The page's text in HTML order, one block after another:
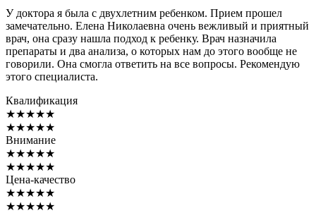
У доктора я была с двухлетним ребенком. Прием прошел
замечательно. Елена Николаевна очень вежливый и приятный
врач, она сразу нашла подход к ребенку. Врач назначила
препараты и два анализа, о которых нам до этого вообще не
говорили. Она смогла ответить на все вопросы. Рекомендую
этого специалиста.
Квалификация
★★★★★
★★★★★
Внимание
★★★★★
★★★★★
Цена-качество
★★★★★
★★★★★